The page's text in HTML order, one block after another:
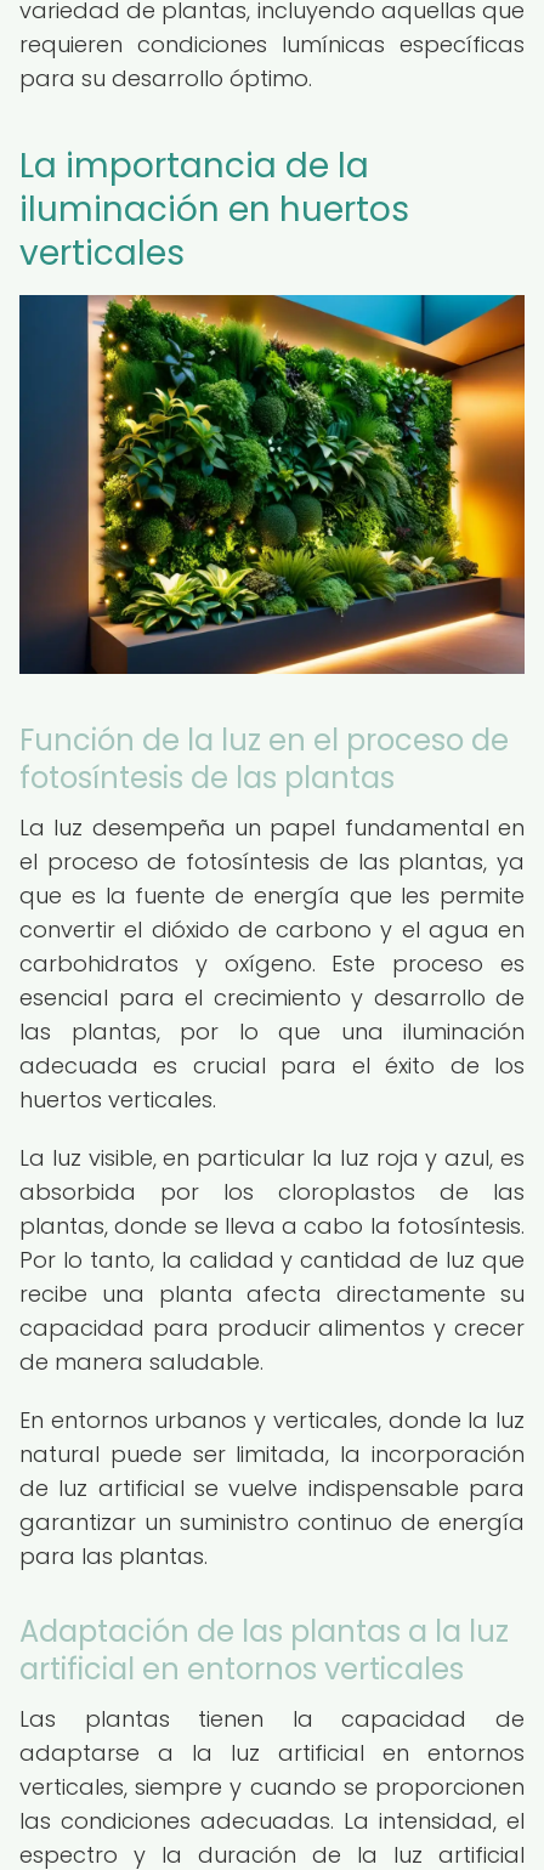
variedad de plantas, incluyendo aquellas que
requieren condiciones lumínicas específicas
para su desarrollo óptimo.
La importancia de la
iluminación en huertos
verticales
Función de la luz en el proceso de
fotosíntesis de las plantas
La luz desempeña un papel fundamental en
el proceso de fotosíntesis de las plantas, ya
que es la fuente de energía que les permite
convertir el dióxido de carbono y el agua en
carbohidratos y oxígeno. Este proceso es
esencial para el crecimiento y desarrollo de
las plantas, por lo que una iluminación
adecuada es crucial para el éxito de los
huertos verticales.
La luz visible, en particular la luz roja y azul, es
absorbida por los cloroplastos de las
plantas, donde se lleva a cabo la fotosíntesis.
Por lo tanto, la calidad y cantidad de luz que
recibe una planta afecta directamente su
capacidad para producir alimentos y crecer
de manera saludable.
En entornos urbanos y verticales, donde la luz
natural puede ser limitada, la incorporación
de luz artificial se vuelve indispensable para
garantizar un suministro continuo de energía
para las plantas.
Adaptación de las plantas a la luz
artificial en entornos verticales
Las plantas tienen la capacidad de
adaptarse a la luz artificial en entornos
verticales, siempre y cuando se proporcionen
las condiciones adecuadas. La intensidad, el
espectro y la duración de la luz artificial